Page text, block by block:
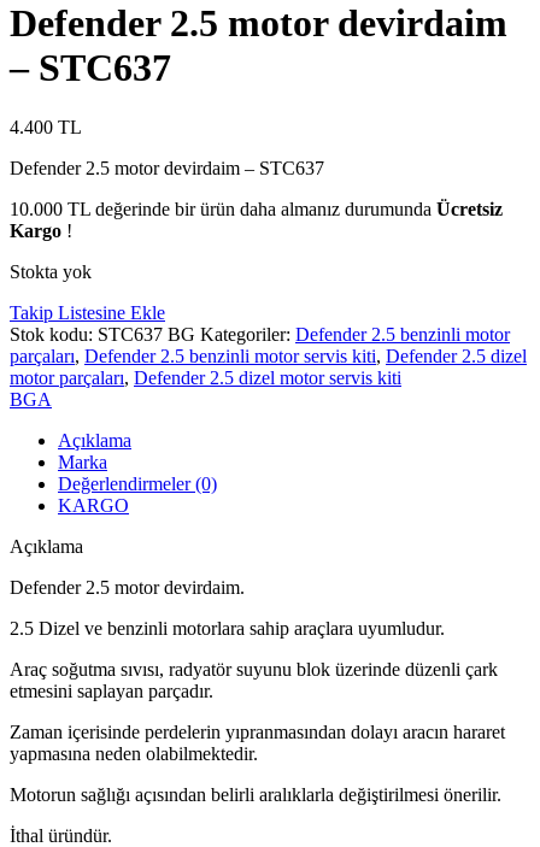
Defender 2.5 motor devirdaim
– STC637
4.400 TL
Defender 2.5 motor devirdaim – STC637
10.000 TL değerinde bir ürün daha almanız durumunda Ücretsiz
Kargo !
Stokta yok
Takip Listesine Ekle
Stok kodu: STC637 BG Kategoriler: Defender 2.5 benzinli motor
parçaları, Defender 2.5 benzinli motor servis kiti, Defender 2.5 dizel
motor parçaları, Defender 2.5 dizel motor servis kiti
BGA
Açıklama
Marka
Değerlendirmeler (0)
KARGO
Açıklama
Defender 2.5 motor devirdaim.
2.5 Dizel ve benzinli motorlara sahip araçlara uyumludur.
Araç soğutma sıvısı, radyatör suyunu blok üzerinde düzenli çark
etmesini saplayan parçadır.
Zaman içerisinde perdelerin yıpranmasından dolayı aracın hararet
yapmasına neden olabilmektedir.
Motorun sağlığı açısından belirli aralıklarla değiştirilmesi önerilir.
İthal üründür.